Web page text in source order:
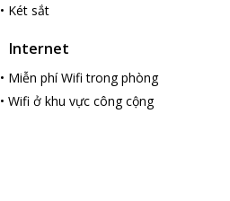
• Két sắt
Internet
• Miễn phí Wifi trong phòng
•Wifi ở khu vực công cộng